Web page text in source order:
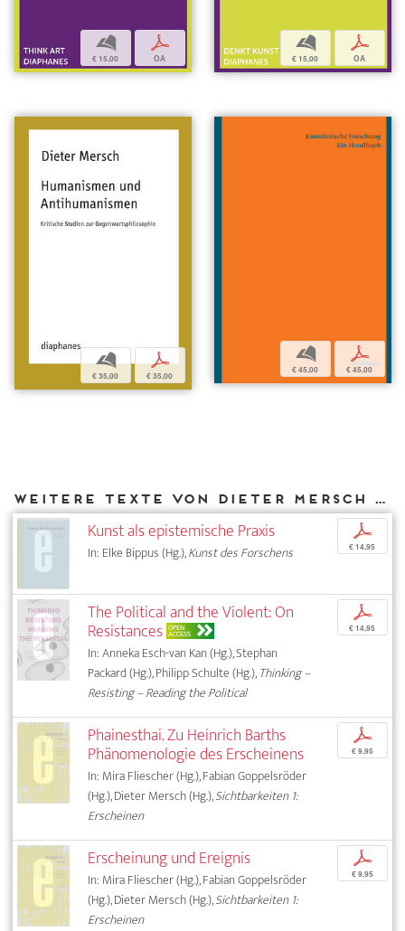
b
€ 15,00
p
OA
b
€ 15,00
p
OA
b
€ 35,00
p
€ 35,00
b
€ 45,00
p
€ 45,00
Weitere Texte von Dieter Mersch bei DIAPHANES
Kunst als epistemische Praxis
In: Elke Bippus (Hg.),Kunst des Forschens
p
€ 14,95
The Political and the Violent: On
Resistances OPEN
ACCESS
In: Anneka Esch-van Kan (Hg.), Stephan
Packard (Hg.), Philipp Schulte (Hg.),Thinking –
Resisting – Reading the Political
p
€ 14,95
Phainesthai. Zu Heinrich Barths
Phänomenologie des Erscheinens
In: Mira Fliescher (Hg.), Fabian Goppelsröder
(Hg.), Dieter Mersch (Hg.),Sichtbarkeiten 1:
Erscheinen
p
€ 9,95
Erscheinung und Ereignis
In: Mira Fliescher (Hg.), Fabian Goppelsröder
(Hg.), Dieter Mersch (Hg.),Sichtbarkeiten 1:
Erscheinen
p
€ 9,95